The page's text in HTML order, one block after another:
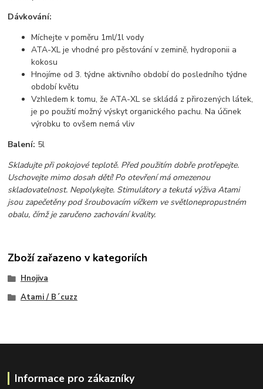
Dávkování:
Míchejte v poměru 1ml/1l vody
ATA-XL je vhodné pro pěstování v zemině, hydroponii a
kokosu
Hnojíme od 3. týdne aktivního období do posledního týdne
období květu
Vzhledem k tomu, že ATA-XL se skládá z přirozených látek,
je po použití možný výskyt organického pachu. Na účinek
výrobku to ovšem nemá vliv
Balení: 5l
Skladujte při pokojové teplotě. Před použitím dobře protřepejte.
Uschovejte mimo dosah dětí! Po otevření má omezenou
skladovatelnost. Nepolykejte. Stimulátory a tekutá výživa Atami
jsou zapečetěny pod šroubovacím víčkem ve světlonepropustném
obalu, čímž je zaručeno zachování kvality.
Zboží zařazeno v kategoriích
Hnojiva
Atami / B´cuzz
Informace pro zákazníky